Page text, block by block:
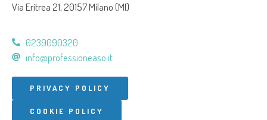
Via Eritrea 21, 20157 Milano (MI)
0239090320
info@professioneaso.it
PRIVACY POLICY
COOKIE POLICY